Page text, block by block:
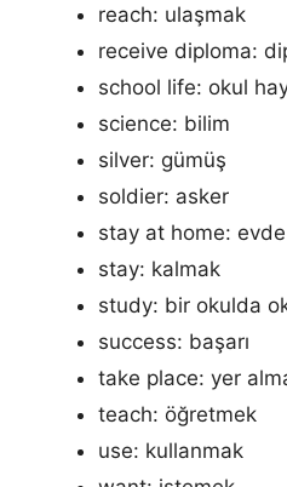
reach: ulaşmak
receive diploma:
school life: okul
science: bilim
silver: gümüş
soldier: asker
stay at home:
stay: kalmak
study: bir okulda
success: başarı
take place: yer
teach: öğretmek
use: kullanmak